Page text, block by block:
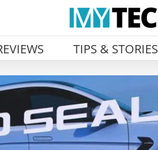
TIPS & STORIES